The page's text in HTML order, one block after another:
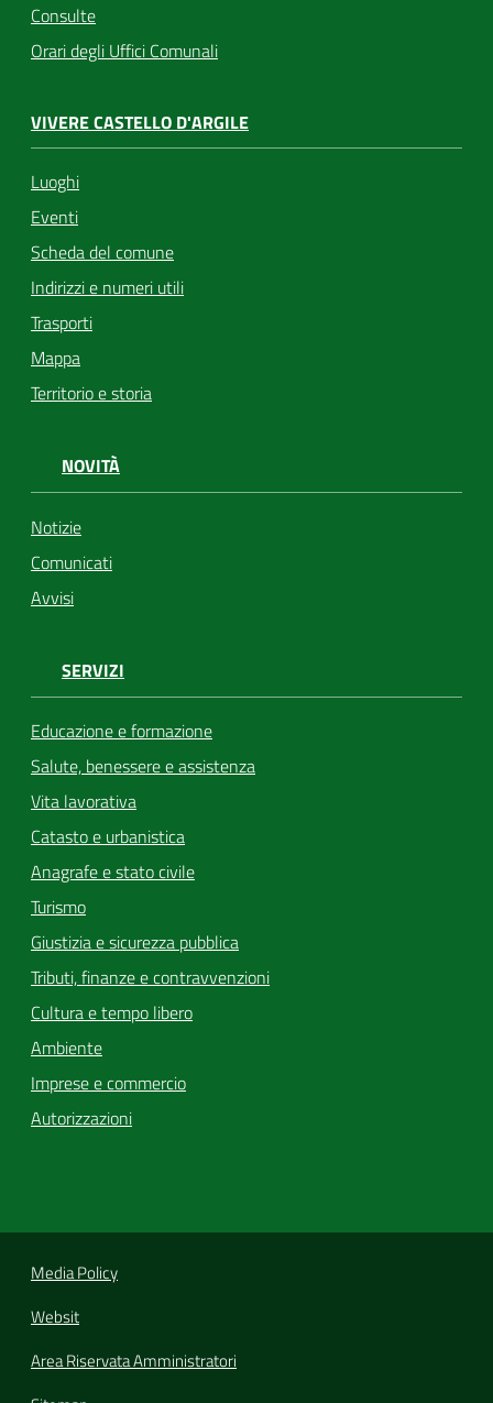
Consulte
Orari degli Uffici Comunali
VIVERE CASTELLO D'ARGILE
Luoghi
Eventi
Scheda del comune
Indirizzi e numeri utili
Trasporti
Mappa
Territorio e storia
NOVITÀ
Notizie
Comunicati
Avvisi
SERVIZI
Educazione e formazione
Salute, benessere e assistenza
Vita lavorativa
Catasto e urbanistica
Anagrafe e stato civile
Turismo
Giustizia e sicurezza pubblica
Tributi, finanze e contravvenzioni
Cultura e tempo libero
Ambiente
Imprese e commercio
Autorizzazioni
Media Policy
Websit
Area Riservata Amministratori